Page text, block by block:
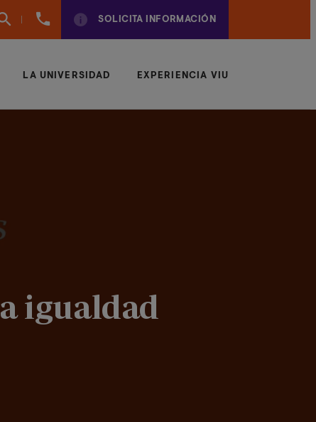
961
SOLICITA INFORMACIÓN
LA UNIVERSIDAD EXPERIENCIA VIU
igualdad